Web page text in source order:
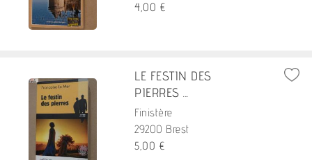
4,00 €
LE FESTIN DES
PIERRES ...
Finistère
29200 Brest
5,00 €